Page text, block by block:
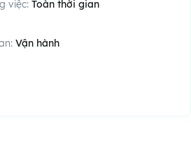
việc: Toàn thời gian
Vận hành